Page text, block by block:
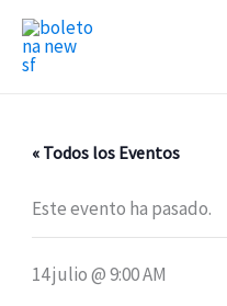
contenido
« Todos los Eventos
Este evento ha pasado.
14 julio @ 9:00 AM